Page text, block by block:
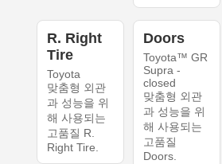
R. Right
Tire
Toyota
맞춤형 외관
과 성능을 위
해 사용되는
고품질 R.
Right Tire.
Doors
Toyota™ GR
Supra -
closed
맞춤형 외관
과 성능을 위
해 사용되는
고품질
Doors.